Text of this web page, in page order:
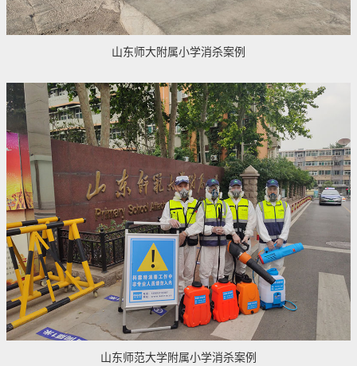
山东师大附属小学消杀案例
山东师范大学附属小学消杀案例